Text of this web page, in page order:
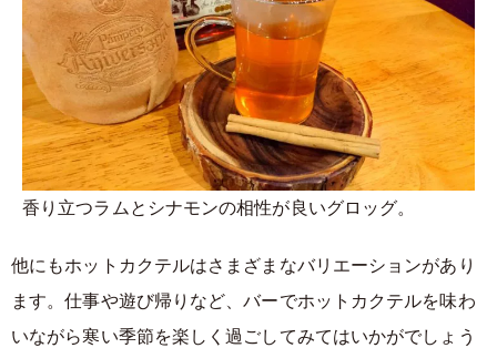
香り立つラムとシナモンの相性が良いグロッグ。
他にもホットカクテルはさまざまなバリエーションがあり
ます。仕事や遊び帰りなど、バーでホットカクテルを味わ
いながら寒い季節を楽しく過ごしてみてはいかがでしょう